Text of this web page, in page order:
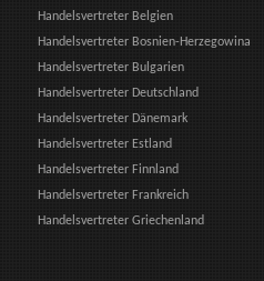
Handelsvertreter Belgien
Handelsvertreter Bosnien-Herzegowina
Handelsvertreter Bulgarien
Handelsvertreter Deutschland
Handelsvertreter Dänemark
Handelsvertreter Estland
Handelsvertreter Finnland
Handelsvertreter Frankreich
Handelsvertreter Griechenland